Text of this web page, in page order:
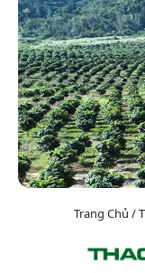
Trang Chủ /